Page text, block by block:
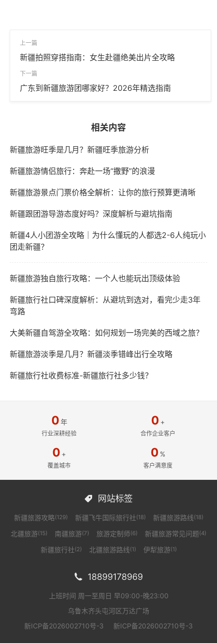
上一篇
新疆拍照穿搭指南：女生赴疆绝美出片全攻略
下一篇
广东到新疆旅游团哪家好？2026年精选指南
相关内容
新疆旅游旺季是几月？新疆旺季旅游分析
新疆旅游情侣旅行：奔赴一场“撒野”的浪漫
新疆旅游景点门票价格全解析：让你的旅行预算更清晰
新疆跟团游导游态度好吗？深度解析与避坑指南
新疆4人小团游全攻略｜为什么懂玩的人都选2-6人纯玩小
团走新疆？
新疆旅游独自旅行攻略：一个人也能玩出顶级体验
新疆旅行社口碑深度解析：从避坑到选对，看完少走3年
弯路
大美新疆自驾游全攻略：如何规划一场完美的西域之旅？
新疆旅游淡季是几月？新疆淡季错峰出行全攻略
新疆旅行社收费标准-新疆旅行社多少钱？
0年
行业深耕经验
0 +
合作企业客户
0 +
覆盖城市
0 %
客户满意度
 网站标签
新疆旅游攻略(129) 新疆飞牛国际旅行社(18) 新疆旅游路线(18)
北疆旅游(15) 南疆旅游(7) 旅游定制师(6) 新疆旅游常见问题(4)
新疆旅行社(2) 北疆旅游路线(1) 伊犁旅游(1)
 18899178969
上班时间 周一至周日 早09:00-晚23:00
乌鲁木齐头屯河区万达广场
新ICP备2026002710号-3
新ICP备2026002710号-3